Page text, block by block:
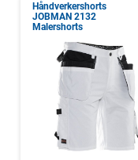
Håndverkershorts
JOBMAN 2132
Malershorts